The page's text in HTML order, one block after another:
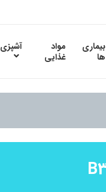
بیماری
ها
مواد
غذایی
آشپزی